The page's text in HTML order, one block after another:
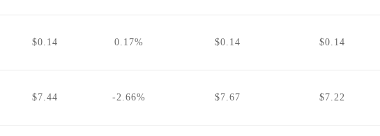
$0.14 0.17% $0.14 $0.14
$7.44 -2.66% $7.67 $7.22